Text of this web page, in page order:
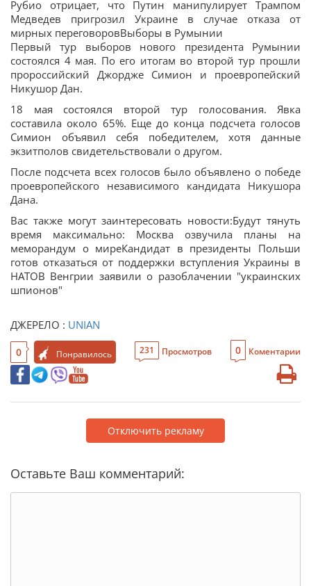
Рубио отрицает, что Путин манипулирует Трампом
Медведев пригрозил Украине в случае отказа от
мирных переговоровВыборы в Румынии
Первый тур выборов нового президента Румынии
состоялся 4 мая. По его итогам во второй тур прошли
пророссийский Джордже Симион и проевропейский
Никушор Дан.
18 мая состоялся второй тур голосования. Явка
составила около 65%. Еще до конца подсчета голосов
Симион объявил себя победителем, хотя данные
экзитполов свидетельствовали о другом.
После подсчета всех голосов было объявлено о победе
проевропейского независимого кандидата Никушора
Дана.
Вас также могут заинтересовать новости:Будут тянуть
время максимально: Москва озвучила планы на
меморандум о миреКандидат в президенты Польши
готов отказаться от поддержки вступления Украины в
НАТОВ Венгрии заявили о разоблачении "украинских
шпионов"
ДЖЕРЕЛО : UNIAN
0 Понравилось 231 Просмотров 0 Коментарии
Отключить рекламу
Оставьте Ваш комментарий: